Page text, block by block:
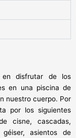
en disfrutar de los
en una piscina de
nuestro cuerpo. Por
por los siguientes
cisne, cascadas,
asientos de